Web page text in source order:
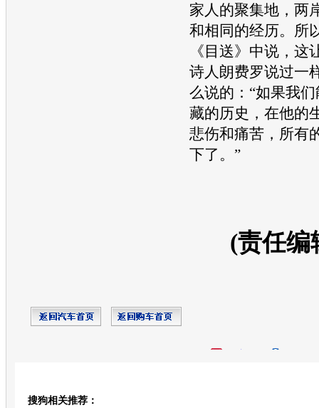
家人的聚集地，两
和相同的经历。所
《目送》中说，这
诗人朗费罗说过一
么说的：“如果我
藏的历史，在他的
悲伤和痛苦，所有
下了。”
(责任编
搜狗相关推荐：